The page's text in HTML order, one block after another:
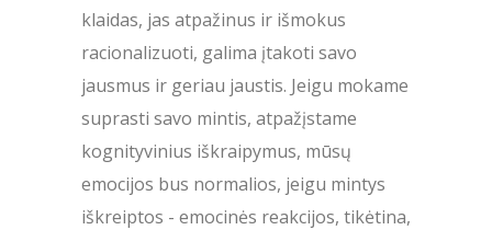
klaidas, jas atpažinus ir išmokus
racionalizuoti, galima įtakoti savo
jausmus ir geriau jaustis. Jeigu mokame
suprasti savo mintis, atpažįstame
kognityvinius iškraipymus, mūsų
emocijos bus normalios, jeigu mintys
iškreiptos - emocinės reakcijos, tikėtina,